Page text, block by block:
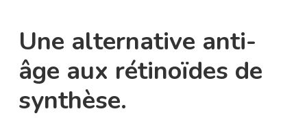
Une alternative anti-
âge aux rétinoïdes de
synthèse.